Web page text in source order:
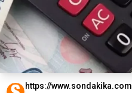
https://www.sondakika.com